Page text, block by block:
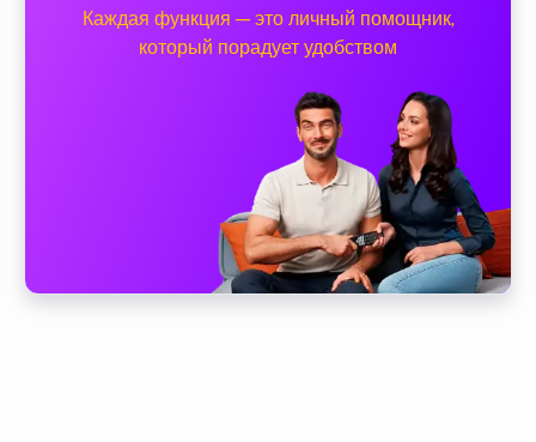
Каждая функция — это личный помощник,
который порадует удобством